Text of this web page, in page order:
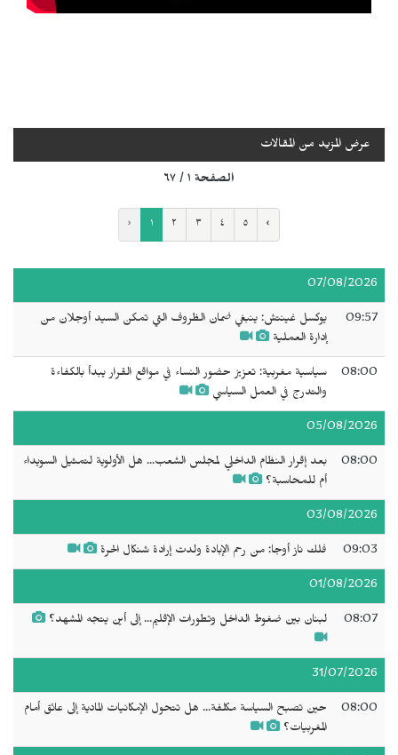
عرض المزيد من المقالات
الصفحة ١ / ٦٧
‹ ١ ٢ ٣ ٤ ٥ ›
07/08/2026
09:57
يوكسل غينتش: ينبغي ضمان الظروف التي تمكن السيد أوجلان من
إدارة العملية
08:00
سياسية مغربية: تعزيز حضور النساء في مواقع القرار يبدأ بالكفاءة
والتدرج في العمل السياسي
05/08/2026
08:00
بعد إقرار النظام الداخلي لمجلس الشعب... هل الأولوية لتمثيل السويداء
أم للمحاسبة؟
03/08/2026
09:03 فلك ناز أوجا: من رحم الإبادة ولدت إرادة شنكال الحرة
01/08/2026
08:07 لبنان بين ضغوط الداخل وتطورات الإقليم... إلى أين يتجه المشهد؟
31/07/2026
08:00
حين تصبح السياسة مكلفة... هل تتحول الإمكانيات المادية إلى عائق أمام
المغربيات؟